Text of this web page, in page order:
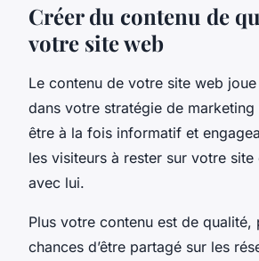
Créer du contenu de
votre site web
Le contenu de votre site web
dans votre stratégie de
être à la fois informatif et
les visiteurs à rester sur votre
avec lui.
Plus votre contenu est de qualité,
chances d’être partagé sur les